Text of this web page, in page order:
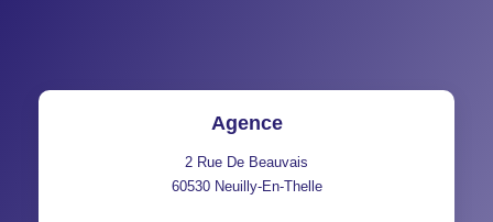
Agence
2 Rue De Beauvais
60530 Neuilly-En-Thelle